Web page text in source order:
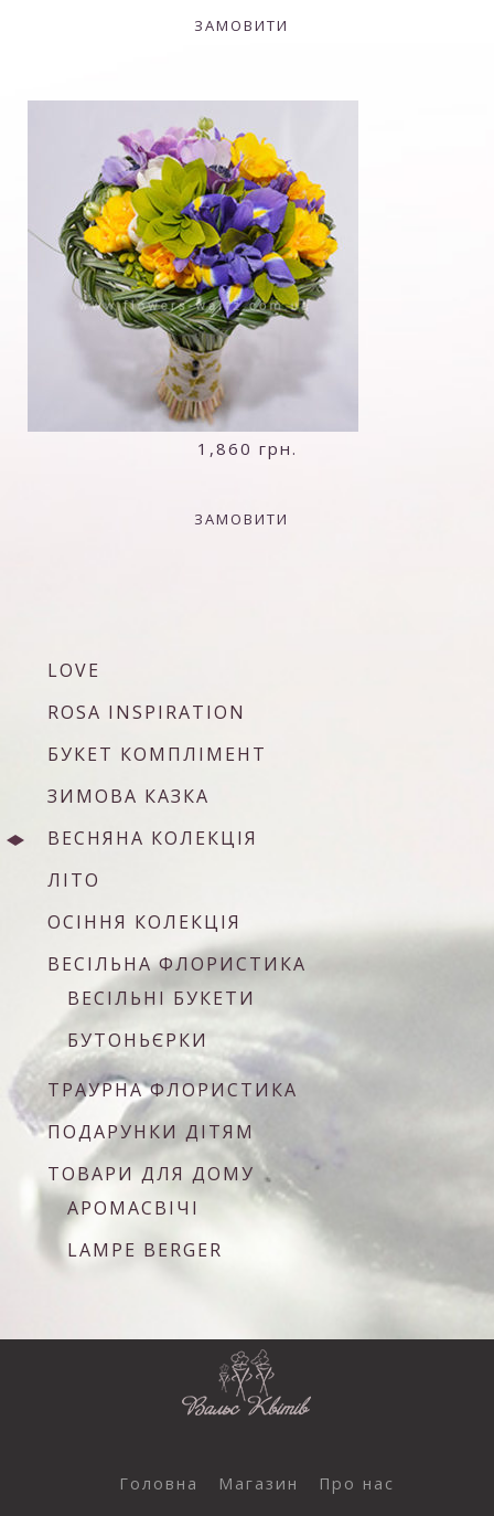
ЗАМОВИТИ
1,860 грн.
ЗАМОВИТИ
LOVE
ROSA INSPIRATION
БУКЕТ КОМПЛІМЕНТ
ЗИМОВА КАЗКА
ВЕСНЯНА КОЛЕКЦІЯ
ЛІТО
ОСІННЯ КОЛЕКЦІЯ
ВЕСІЛЬНА ФЛОРИСТИКА
ВЕСІЛЬНІ БУКЕТИ
БУТОНЬЄРКИ
ТРАУРНА ФЛОРИСТИКА
ПОДАРУНКИ ДІТЯМ
ТОВАРИ ДЛЯ ДОМУ
АРОМАСВІЧІ
LAMPE BERGER
Головна Магазин
Про нас